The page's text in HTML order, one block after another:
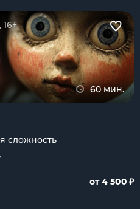
60 мин.
сложность
от 4 500 ₽